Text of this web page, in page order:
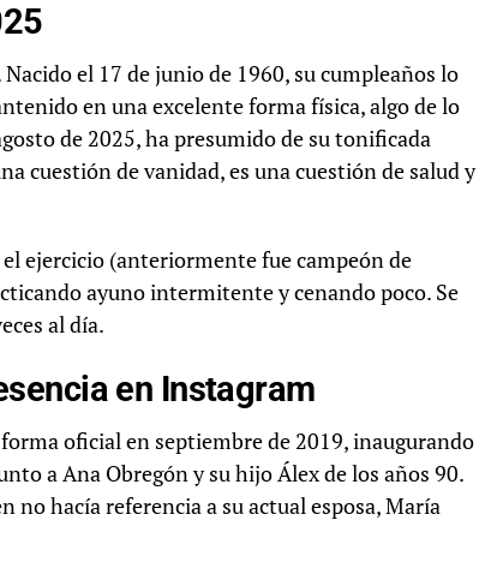
el 17 de junio de 1960, su cumpleaños lo
en una excelente forma física, algo de lo
de 2025, ha presumido de su tonificada
cuestión de vanidad, es una cuestión de salud y
ejercicio (anteriormente fue campeón de
ayuno intermitente y cenando poco. Se
al día.
en Instagram
oficial en septiembre de 2019, inaugurando
a Ana Obregón y su hijo Álex de los años 90.
no hacía referencia a su actual esposa, María